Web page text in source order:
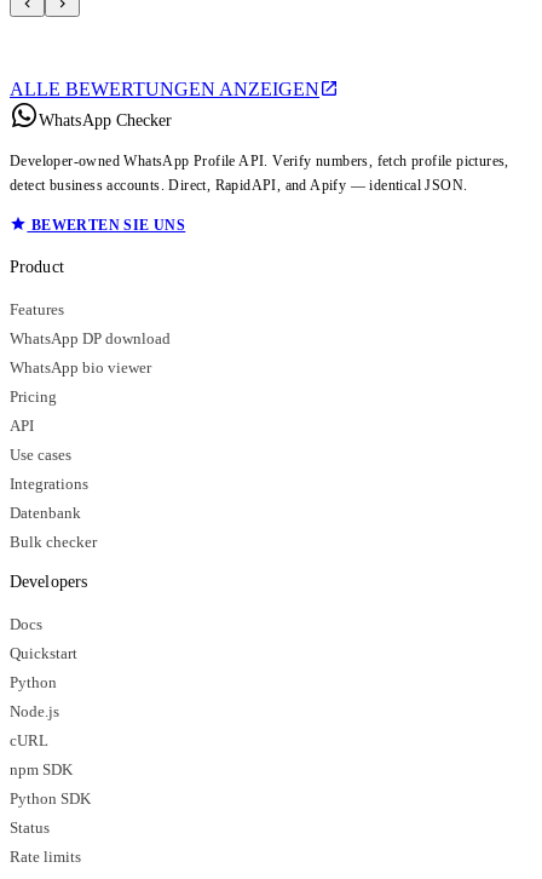
ALLE BEWERTUNGEN ANZEIGEN
WhatsApp Checker
Developer-owned WhatsApp Profile API. Verify numbers, fetch profile pictures,
detect business accounts. Direct, RapidAPI, and Apify — identical JSON.
BEWERTEN SIE UNS
Product
Features
WhatsApp DP download
WhatsApp bio viewer
Pricing
API
Use cases
Integrations
Datenbank
Bulk checker
Developers
Docs
Quickstart
Python
Node.js
cURL
npm SDK
Python SDK
Status
Rate limits